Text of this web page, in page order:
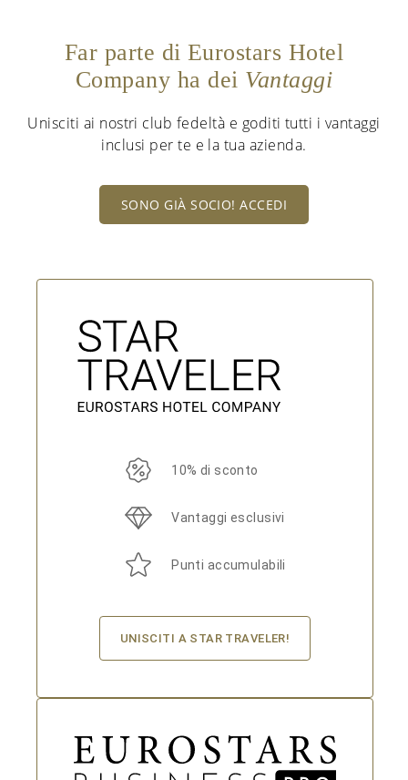
Far parte di Eurostars Hotel
Company ha dei Vantaggi
Unisciti ai nostri club fedeltà e goditi tutti i vantaggi
inclusi per te e la tua azienda.
SONO GIÀ SOCIO! ACCEDI
10% di sconto
Vantaggi esclusivi
Punti accumulabili
UNISCITI A STAR TRAVELER!